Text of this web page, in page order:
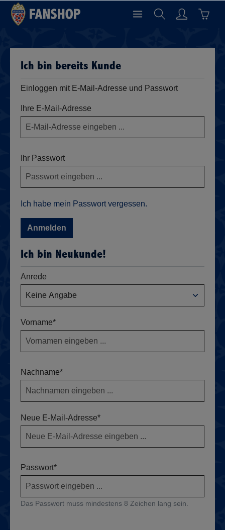
Ich bin bereits Kunde
Einloggen mit E-Mail-Adresse und Passwort
Ihre E-Mail-Adresse
Ihr Passwort
Ich habe mein Passwort vergessen.
Anmelden
Ich bin Neukunde!
Anrede
Vorname*
Nachname*
Neue E-Mail-Adresse*
Passwort*
Das Passwort muss mindestens 8 Zeichen lang sein.